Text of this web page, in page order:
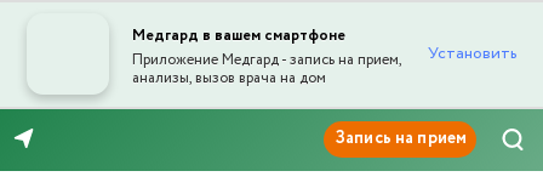
Медгард в вашем смартфоне
Приложение Медгард - запись на прием,
анализы, вызов врача на дом
Установить